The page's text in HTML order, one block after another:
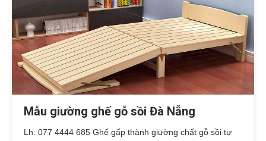
Mẫu giường ghế gỗ sồi Đà Nẵng
Lh: 077 4444 685 Ghế gấp thành giường chất gỗ sồi tự